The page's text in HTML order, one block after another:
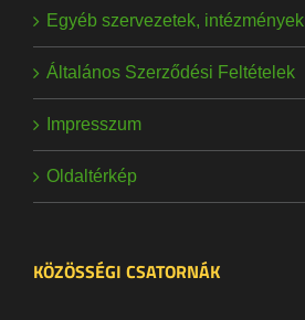
Egyéb szervezetek, intézmények
Általános Szerződési Feltételek
Impresszum
Oldaltérkép
KÖZÖSSÉGI CSATORNÁK